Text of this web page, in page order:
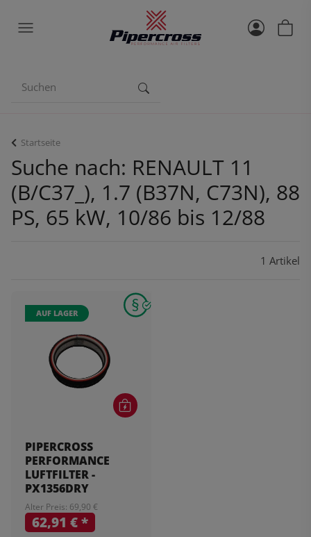
Startseite
Suche nach: RENAULT 11
(B/C37_), 1.7 (B37N, C73N), 88
PS, 65 kW, 10/86 bis 12/88
1 Artikel
AUF LAGER
PIPERCROSS
PERFORMANCE
LUFTFILTER -
PX1356DRY
Alter Preis: 69,90 €
62,91 €*